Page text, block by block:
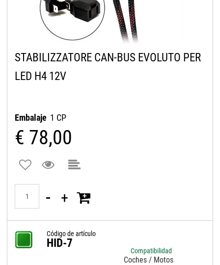
STABILIZZATORE CAN-BUS EVOLUTO PER
LED H4 12V
Embalaje 1 CP
€ 78,00
Código de artículo
HID-7
Compatibilidad
Coches / Motos